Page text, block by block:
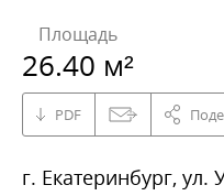
Площадь
26.40 м²
PDF
г. Екатеринбург, ул.